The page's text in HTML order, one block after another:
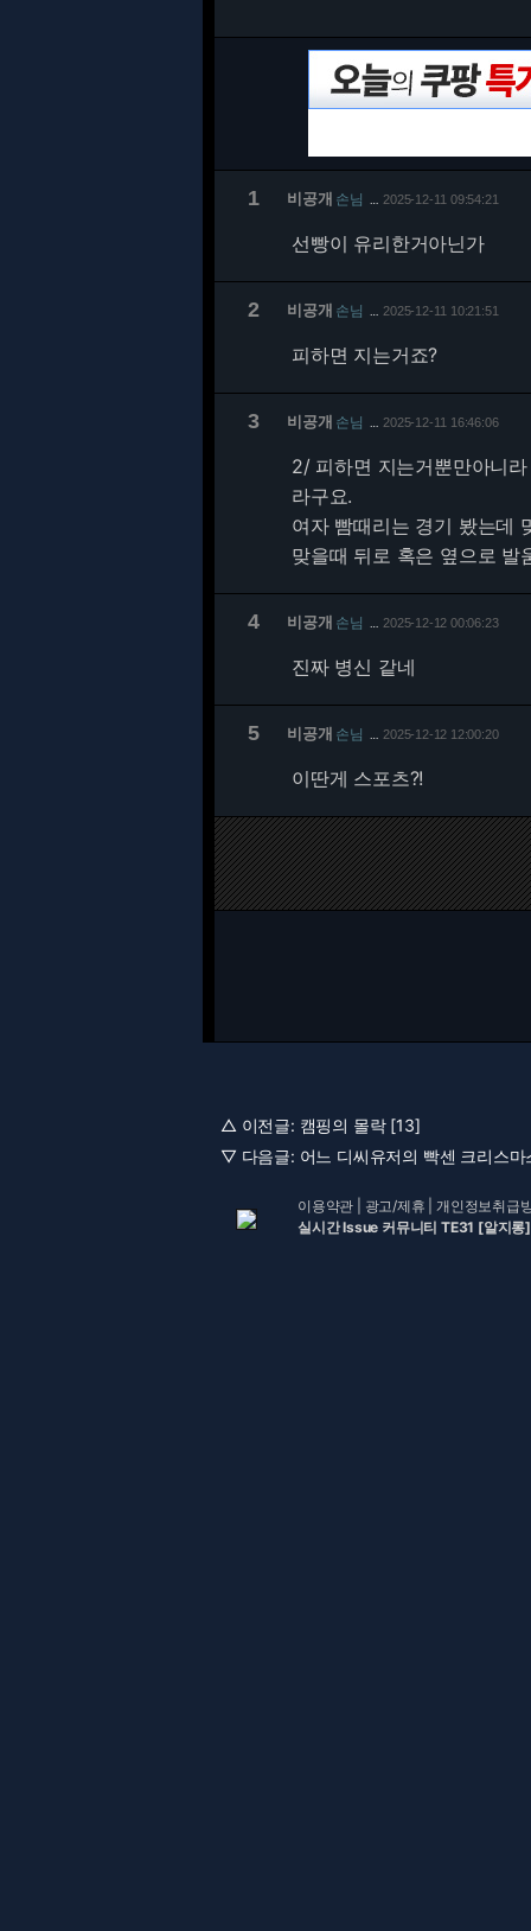
1 비공개 손님 2025-12-11 09:54:21
선빵이 유리한거아닌가
2 비공개 손님 2025-12-11 10:21:51
피하면 지는거죠?
3 비공개 손님 2025-12-11 16:46:06
2/피하면 지는거뿐만아니
라구요.
여자 빰때리는 경기 봤는데
맞을때 뒤로 혹은 옆으로 발
4 비공개 손님 2025-12-12 00:06:23
진짜 병신 같네
5 비공개 손님 2025-12-12 12:00:20
이딴게 스포츠?!
△ 이전글: 캠핑의 몰락 [13]
▽ 다음글: 어느 디씨유저의 빡센 크리스
이용약관 광고/제휴 |개인정보취급
실시간 Issue 커뮤니티 TE31 [알지